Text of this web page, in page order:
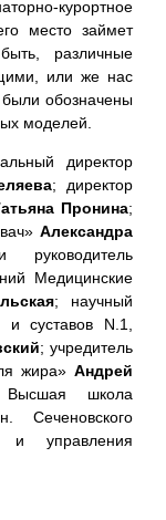
курортное
место займет
различные
или же нас
были обозначены
моделей.
директор
; директор
Пронина;
Александра
Медицинские
; научный
суставов N.1,
; учредитель
жира» Андрей
школа
Сеченовского
и управления